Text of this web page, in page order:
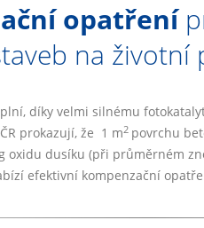
opatření
na životní
díky velmi silnému
prokazují, že 1 m2 povrchu
oxidu dusíku (při průměrném
efektivní kompenzační